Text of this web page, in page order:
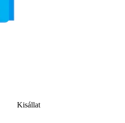
Kisállat